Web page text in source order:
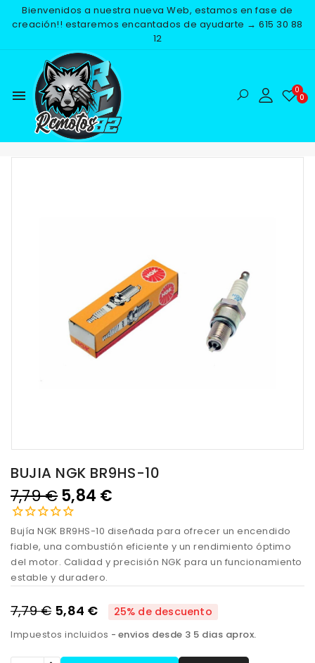
Bienvenidos a nuestra nueva Web, estamos en fase de
creación!! estaremos encantados de ayudarte → 615 30 88
12
menu
Inicio RECAMBIOS
BUJIA NGK BR9HS-10
7,79 €5,84 €
Bujía NGK BR9HS-10 diseñada para ofrecer un encendido
fiable, una combustión eficiente y un rendimiento óptimo
del motor. Calidad y precisión NGK para un funcionamiento
estable y duradero.
7,79 € 5,84 € 25% de descuento
Impuestos incluidos envios desde 3 5 dias aprox.